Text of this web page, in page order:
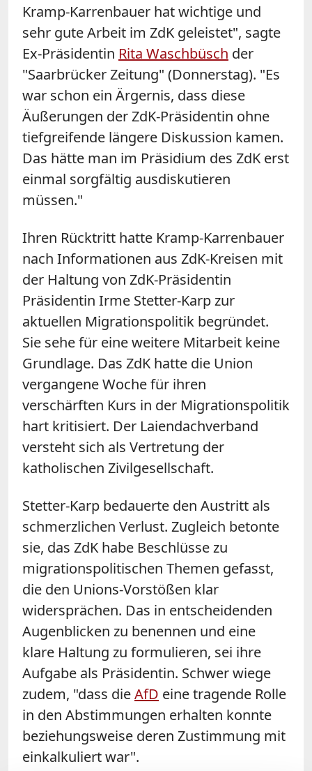
Kramp-Karrenbauer hat wichtige und
sehr gute Arbeit im ZdK geleistet", sagte
Ex-Präsidentin Rita Waschbüsch der
"Saarbrücker Zeitung" (Donnerstag). "Es
war schon ein Ärgernis, dass diese
Äußerungen der ZdK-Präsidentin ohne
tiefgreifende längere Diskussion kamen.
Das hätte man im Präsidium des ZdK erst
einmal sorgfältig ausdiskutieren
müssen."
Ihren Rücktritt hatte Kramp-Karrenbauer
nach Informationen aus ZdK-Kreisen mit
der Haltung von ZdK-Präsidentin
Präsidentin Irme Stetter-Karp zur
aktuellen Migrationspolitik begründet.
Sie sehe für eine weitere Mitarbeit keine
Grundlage. Das ZdK hatte die Union
vergangene Woche für ihren
verschärften Kurs in der Migrationspolitik
hart kritisiert. Der Laiendachverband
versteht sich als Vertretung der
katholischen Zivilgesellschaft.
Stetter-Karp bedauerte den Austritt als
schmerzlichen Verlust. Zugleich betonte
sie, das ZdK habe Beschlüsse zu
migrationspolitischen Themen gefasst,
die den Unions-Vorstößen klar
widersprächen. Das in entscheidenden
Augenblicken zu benennen und eine
klare Haltung zu formulieren, sei ihre
Aufgabe als Präsidentin. Schwer wiege
zudem, "dass dieAfD eine tragende Rolle
in den Abstimmungen erhalten konnte
beziehungsweise deren Zustimmung mit
einkalkuliert war".